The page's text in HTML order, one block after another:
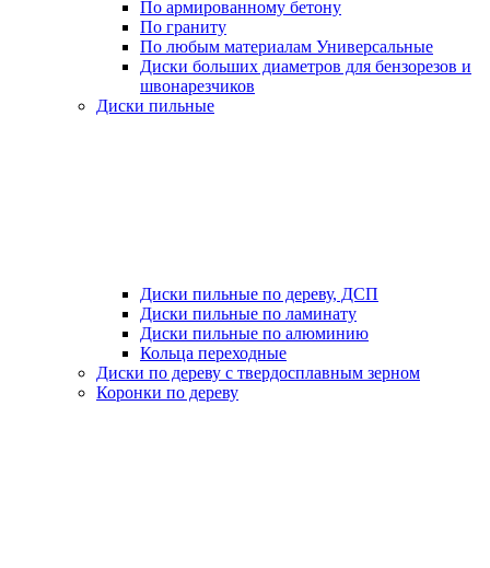
По армированному бетону
По граниту
По любым материалам Универсальные
Диски больших диаметров для бензорезов и
швонарезчиков
Диски пильные
Диски пильные по дереву, ДСП
Диски пильные по ламинату
Диски пильные по алюминию
Кольца переходные
Диски по дереву с твердосплавным зерном
Коронки по дереву